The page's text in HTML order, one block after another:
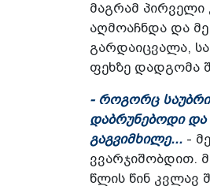
მაგრამ პირველი
აღმოაჩნდა და
გარდაიცვალა,
ფეხზე დადგომა
- როგორც
დაბრუნებოდი და
გაგვიმხილე... -
ვვარჯიშობდით.
წლის წინ კვლავ